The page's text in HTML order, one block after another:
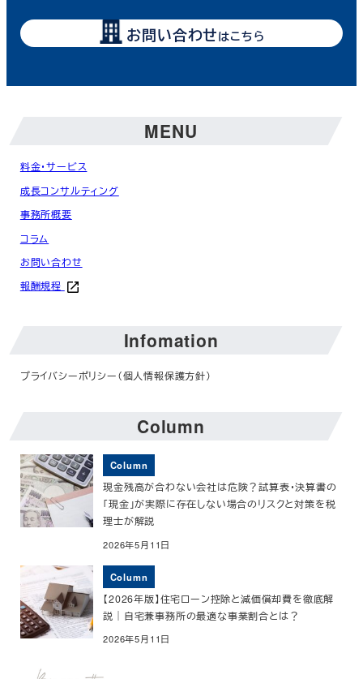
お問い合わせはこちら
MENU
料金・サービス
成長コンサルティング
事務所概要
コラム
お問い合わせ
報酬規程
Infomation
プライバシーポリシー（個人情報保護方針）
Column
Column
現金残高が合わない会社は危険？試算表・決算書の
「現金」が実際に存在しない場合のリスクと対策を税
理士が解説
2026年5月11日
Column
【2026年版】住宅ローン控除と減価償却費を徹底解
説｜自宅兼事務所の最適な事業割合とは？
2026年5月11日